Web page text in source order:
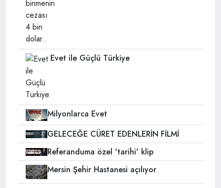
Evet ile Güçlü Türkiye
Milyonlarca Evet
GELECEĞE CÜRET EDENLERİN FİLMİ
Referanduma özel 'tarihi' klip
Mersin Şehir Hastanesi açılıyor